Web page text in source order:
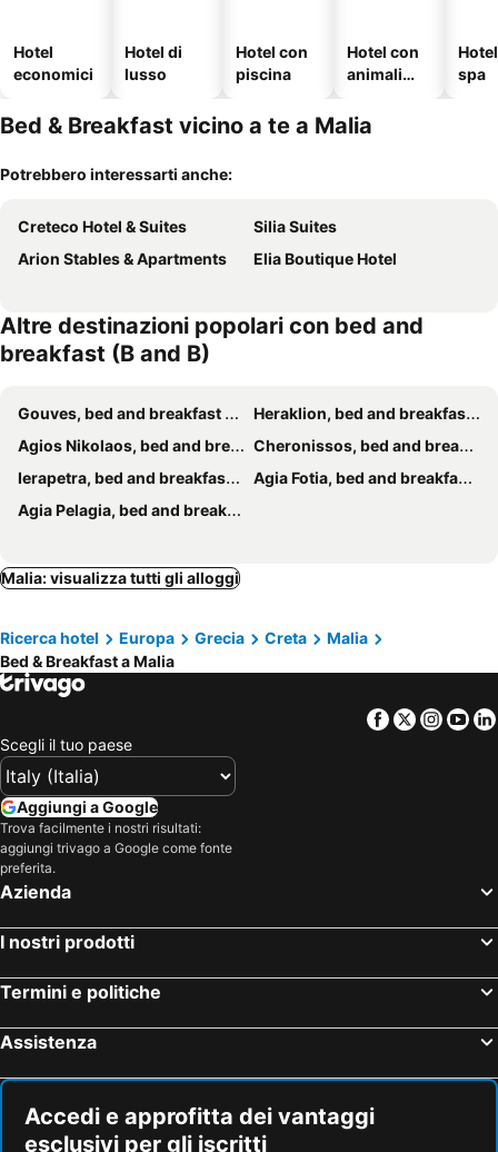
Hotel
economici
Hotel di
lusso
Hotel con
piscina
Hotel con
animali
spa
Bed & Breakfast vicino a te a Malia
Potrebbero interessarti anche:
Creteco Hotel & Suites
Silia Suites
Arion Stables & Apartments
Elia Boutique Hotel
Altre destinazioni popolari con bed and
breakfast (B and B)
Gouves, bed and breakfast (B and B)
Heraklion, bed and breakfast (B and B)
Agios Nikolaos, bed and breakfast (B and B)
Cheronissos, bed and breakfast (B and B)
Ierapetra, bed and breakfast (B and B)
Agia Fotia, bed and breakfast (B and B)
Agia Pelagia, bed and breakfast (B and B)
Malia: visualizza tutti gli alloggi
Ricerca hotel Europa Grecia Creta
Malia
Bed & Breakfast a Malia
Facebook
Twitter
Scegli il tuo paese
Aggiungi a Google
Trova facilmente i nostri risultati:
aggiungi trivago a Google come fonte
preferita.
Azienda
I nostri prodotti
Termini e politiche
Assistenza
Accedi e approfitta dei vantaggi
esclusivi per gli iscritti